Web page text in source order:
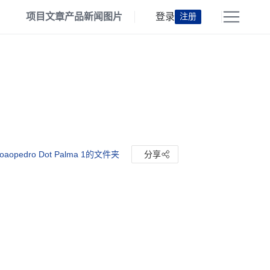
项目文章产品新闻 图片 登录 注册
Dot Palma 1的文件夹 分享